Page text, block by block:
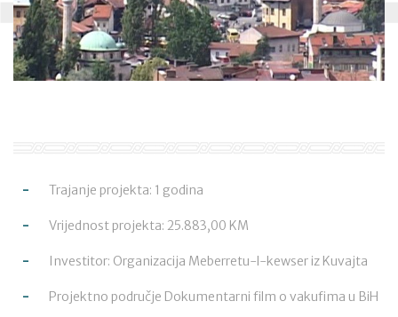
Trajanje projekta: 1 godina
Vrijednost projekta: 25.883,00 KM
Investitor: Organizacija Meberretu-l-kewser iz Kuvajta
Projektno područje Dokumentarni film o vakufima u BiH